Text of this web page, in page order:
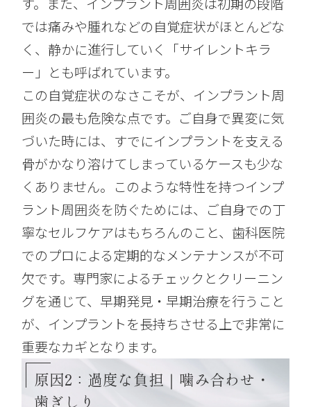
では痛みや腫れなどの自覚症状がほとんどな
く、静かに進行していく「サイレントキラ
ー」とも呼ばれています。
この自覚症状のなさこそが、インプラント周
囲炎の最も危険な点です。ご自身で異変に気
づいた時には、すでにインプラントを支える
骨がかなり溶けてしまっているケースも少な
くありません。このような特性を持つインプ
ラント周囲炎を防ぐためには、ご自身での丁
寧なセルフケアはもちろんのこと、歯科医院
でのプロによる定期的なメンテナンスが不可
欠です。専門家によるチェックとクリーニン
グを通じて、早期発見・早期治療を行うこと
が、インプラントを長持ちさせる上で非常に
重要なカギとなります。
原因2：過度な負担｜噛み合わせ・
歯ぎしり